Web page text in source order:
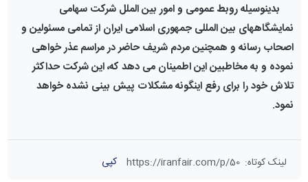
بدینوسیله روبط عمومی و امور بین الملل شرکت سهامی
نمایشگاههای بین المللی جمهوری اسلامی ایران از تمامی مسئولین و
اصحاب رسانه و همچنین مردم شریف حاضر در مراسم عذر خواهی
نموده و به مخاطبین این اطمینان می دهد که، این شرکت حداکثر
تلاش خود را برای رفع اینگونه مشکلات پیش بینی نشده خواهد
نمود.
لینک کوتاه:
https://iranfair.com/p/50 کپی